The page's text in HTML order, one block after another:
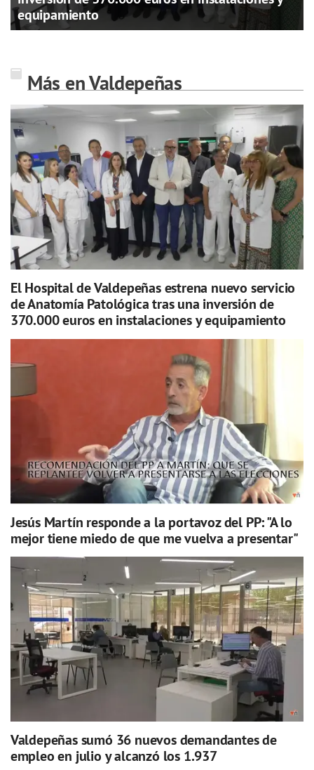
equipamiento
Más en Valdepeñas
El Hospital de Valdepeñas estrena nuevo servicio
de Anatomía Patológica tras una inversión de
370.000 euros en instalaciones y equipamiento
Jesús Martín responde a la portavoz del PP: "A lo
mejor tiene miedo de que me vuelva a presentar"
Valdepeñas sumó 36 nuevos demandantes de
empleo en julio y alcanzó los 1.937